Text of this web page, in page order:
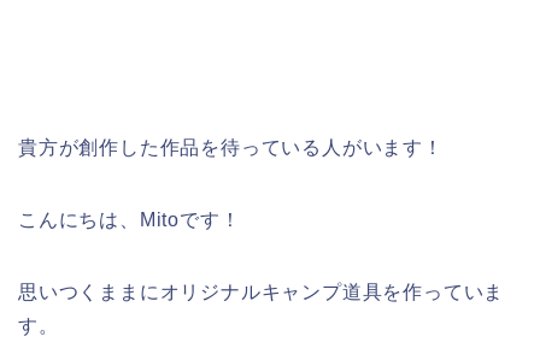
貴方が創作した作品を待っている人がいます！
こんにちは、Mitoです！
思いつくままにオリジナルキャンプ道具を作っていま
す。